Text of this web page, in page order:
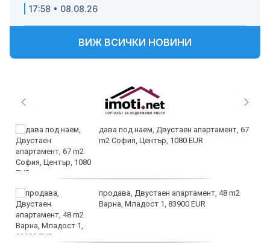
17:58 • 08.08.26
ВИЖ ВСИЧКИ НОВИНИ
дава под наем, Двустаен апартамент, 67
m2 София, Център, 1080 EUR
продава, Двустаен апартамент, 48 m2
Варна, Младост 1, 83900 EUR